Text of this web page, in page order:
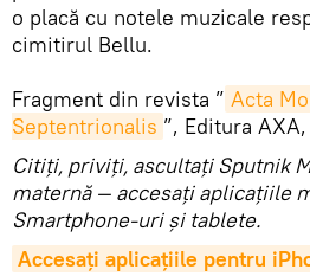
o placă cu notele muzicale
cimitirul Bellu.
Fragment din revista ” Acta
Septentrionalis ”, Editura
Citiţi, priviţi, ascultaţi Sputnik
maternă — accesaţi aplicaţiile
Smartphone-uri şi tablete.
Accesaţi aplicaţiile pentru